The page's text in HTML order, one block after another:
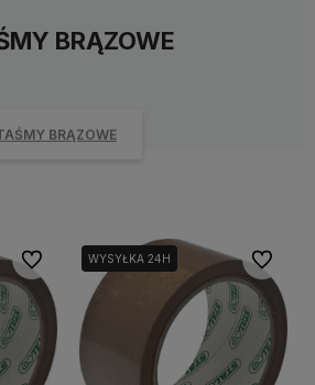
BRĄZOWE
BRĄZOWE
Do ulubionychWYSYŁKA 24H Do